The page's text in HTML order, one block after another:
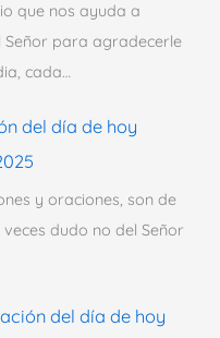
que nos ayuda a
para agradecerle
cada…
del día de hoy
y oraciones, son de
dudo no del Señor
del día de hoy